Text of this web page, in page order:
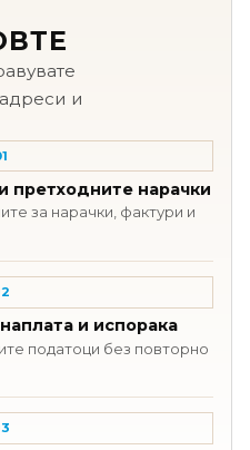
и
претходните нарачки
за нарачки, фактури и
и испорака
податоци без повторно